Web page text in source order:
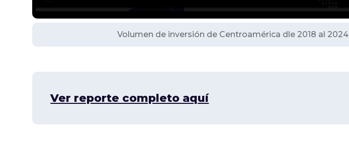
Volumen de inversión de Centroamérica dle 2018 al 2024
Ver reporte completo aquí